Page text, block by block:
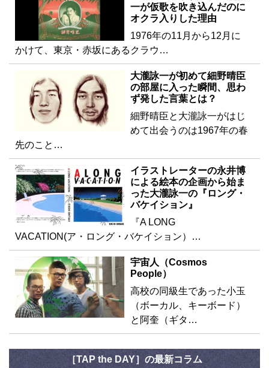
一が仮歌を吹き込んだのに
オクラ入りした理由
1976年の11月から12月に
かけて、東京・赤坂にあるクラウ…
大瀧詠一が初めて細野晴臣
の部屋に入った瞬間、思わ
ず発した言葉とは？
細野晴臣と大瀧詠一がはじ
めて出会うのは1967年の春
先のこと…
イラストレーターの永井博
による絵本の企画から始ま
った大瀧詠一の『ロング・
バケイション』
『A LONG
VACATION(ア・ロング・バケイション）…
宇宙人（Cosmos
People）
高校の同級生であった小玉
（ボーカル、キーボード）
と阿奎（ギタ…
［TAP the DAY］の最新コラム